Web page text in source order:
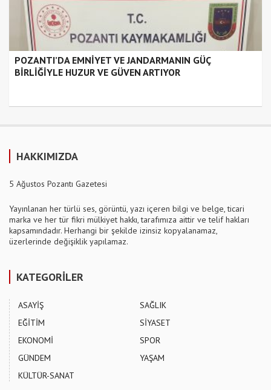
POZANTI’DA EMNİYET VE JANDARMANIN GÜÇ
BİRLİĞİYLE HUZUR VE GÜVEN ARTIYOR
HAKKIMIZDA
5 Ağustos Pozantı Gazetesi
Yayınlanan her türlü ses, görüntü, yazı içeren bilgi ve belge, ticari
marka ve her tür fikri mülkiyet hakkı, tarafımıza aittir ve telif hakları
kapsamındadır. Herhangi bir şekilde izinsiz kopyalanamaz,
üzerlerinde değişiklik yapılamaz.
KATEGORİLER
ASAYİŞ
EĞİTİM
EKONOMİ
GÜNDEM
KÜLTÜR-SANAT
SAĞLIK
SİYASET
SPOR
YAŞAM